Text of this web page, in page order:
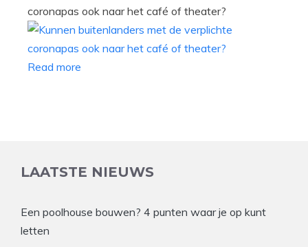
coronapas ook naar het café of theater?
Read more
LAATSTE NIEUWS
Een poolhouse bouwen? 4 punten waar je op kunt
letten